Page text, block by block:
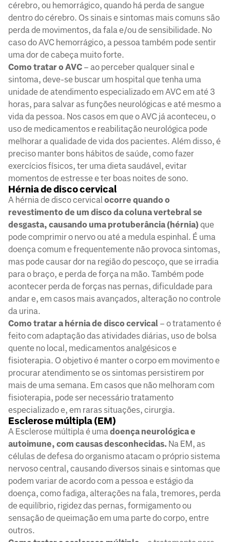
cérebro, ou hemorrágico, quando há perda de sangue
dentro do cérebro. Os sinais e sintomas mais comuns são
perda de movimentos, da fala e/ou de sensibilidade. No
caso do AVC hemorrágico, a pessoa também pode sentir
uma dor de cabeça muito forte.
Como tratar o AVC – ao perceber qualquer sinal e
sintoma, deve-se buscar um hospital que tenha uma
unidade de atendimento especializado em AVC em até 3
horas, para salvar as funções neurológicas e até mesmo a
vida da pessoa. Nos casos em que o AVC já aconteceu, o
uso de medicamentos e reabilitação neurológica pode
melhorar a qualidade de vida dos pacientes. Além disso, é
preciso manter bons hábitos de saúde, como fazer
exercícios físicos, ter uma dieta saudável, evitar
momentos de estresse e ter boas noites de sono.
Hérnia de disco cervical
A hérnia de disco cervicalocorre quando o
revestimento de um disco da coluna vertebral se
desgasta, causando uma protuberância (hérnia) que
pode comprimir o nervo ou até a medula espinhal. É uma
doença comum e frequentemente não provoca sintomas,
mas pode causar dor na região do pescoço, que se irradia
para o braço, e perda de força na mão. Também pode
acontecer perda de forças nas pernas, dificuldade para
andar e, em casos mais avançados, alteração no controle
da urina.
Como tratar a hérnia de disco cervical – o tratamento é
feito com adaptação das atividades diárias, uso de bolsa
quente no local, medicamentos analgésicos e
fisioterapia. O objetivo é manter o corpo em movimento e
procurar atendimento se os sintomas persistirem por
mais de uma semana. Em casos que não melhoram com
fisioterapia, pode ser necessário tratamento
especializado e, em raras situações, cirurgia.
Esclerose múltipla (EM)
A Esclerose múltipla é umadoença neurológica e
autoimune, com causas desconhecidas. Na EM, as
células de defesa do organismo atacam o próprio sistema
nervoso central, causando diversos sinais e sintomas que
podem variar de acordo com a pessoa e estágio da
doença, como fadiga, alterações na fala, tremores, perda
de equilíbrio, rigidez das pernas, formigamento ou
sensação de queimação em uma parte do corpo, entre
outros.